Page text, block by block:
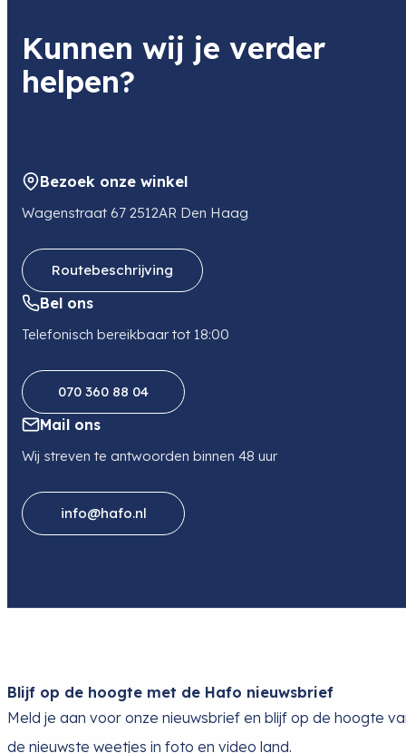
Kunnen wij je verder
helpen?
Bezoek onze winkel
Wagenstraat 67 2512AR Den Haag
Routebeschrijving
Bel ons
Telefonisch bereikbaar tot 18:00
070 360 88 04
Mail ons
Wij streven te antwoorden binnen 48 uur
info@hafo.nl
Blijf op de hoogte met de Hafo nieuwsbrief
Meld je aan voor onze nieuwsbrief en blijf op de hoogte
de nieuwste weetjes in foto en video land.